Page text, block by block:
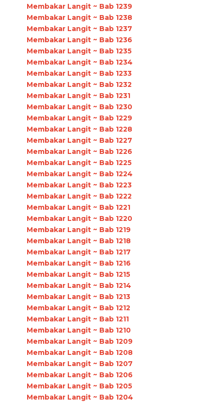
Membakar Langit ~ Bab 1239
Membakar Langit ~ Bab 1238
Membakar Langit ~ Bab 1237
Membakar Langit ~ Bab 1236
Membakar Langit ~ Bab 1235
Membakar Langit ~ Bab 1234
Membakar Langit ~ Bab 1233
Membakar Langit ~ Bab 1232
Membakar Langit ~ Bab 1231
Membakar Langit ~ Bab 1230
Membakar Langit ~ Bab 1229
Membakar Langit ~ Bab 1228
Membakar Langit ~ Bab 1227
Membakar Langit ~ Bab 1226
Membakar Langit ~ Bab 1225
Membakar Langit ~ Bab 1224
Membakar Langit ~ Bab 1223
Membakar Langit ~ Bab 1222
Membakar Langit ~ Bab 1221
Membakar Langit ~ Bab 1220
Membakar Langit ~ Bab 1219
Membakar Langit ~ Bab 1218
Membakar Langit ~ Bab 1217
Membakar Langit ~ Bab 1216
Membakar Langit ~ Bab 1215
Membakar Langit ~ Bab 1214
Membakar Langit ~ Bab 1213
Membakar Langit ~ Bab 1212
Membakar Langit ~ Bab 1211
Membakar Langit ~ Bab 1210
Membakar Langit ~ Bab 1209
Membakar Langit ~ Bab 1208
Membakar Langit ~ Bab 1207
Membakar Langit ~ Bab 1206
Membakar Langit ~ Bab 1205
Membakar Langit ~ Bab 1204